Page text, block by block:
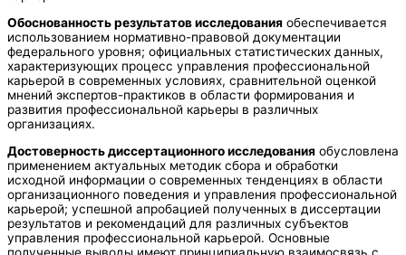
Обоснованность результатов исследования обеспечивается
использованием нормативно-правовой документации
федерального уровня; официальных статистических данных,
характеризующих процесс управления профессиональной
карьерой в современных условиях, сравнительной оценкой
мнений экспертов-практиков в области формирования и
развития профессиональной карьеры в различных
организациях.
Достоверность диссертационного исследования обусловлена
применением актуальных методик сбора и обработки
исходной информации о современных тенденциях в области
организационного поведения и управления профессиональной
карьерой; успешной апробацией полученных в диссертации
результатов и рекомендаций для различных субъектов
управления профессиональной карьерой. Основные
полученные выводы имеют принципиальную взаимосвязь с